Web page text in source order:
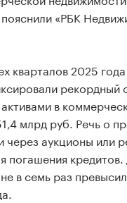
«РБК
кварталов 2025
рекордный
в
млрд руб. Речь о
через аукционы или
погашения кредитов.
в семь раз